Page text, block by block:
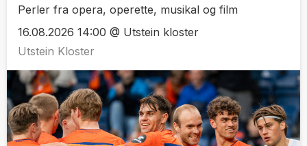
Perler fra opera, operette, musikal og film
16.08.2026 14:00 @ Utstein kloster
Utstein Kloster